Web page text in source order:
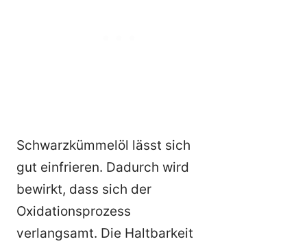
Schwarzkümmelöl lässt sich
gut einfrieren. Dadurch wird
bewirkt, dass sich der
Oxidationsprozess
verlangsamt. Die Haltbarkeit